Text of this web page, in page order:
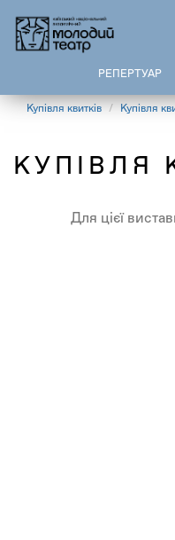
основного
РЕПЕРТУАР
Купівля квитків Купівля
КУПІВЛЯ
Для цієї